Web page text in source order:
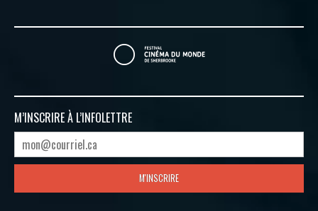
M’INSCRIRE À L’INFOLETTRE
M'INSCRIRE